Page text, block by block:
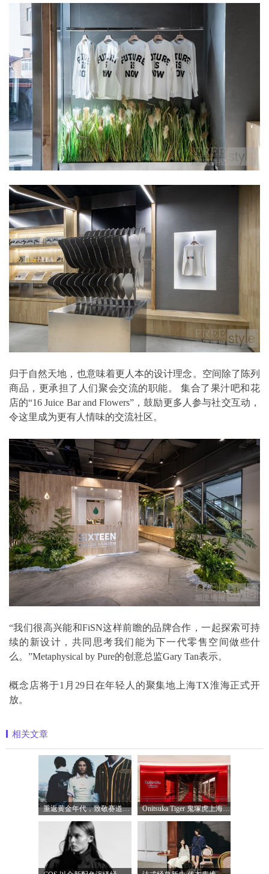
归于自然天地，也意味着更人本的设计理念。空间除了陈列
商品，更承担了人们聚会交流的职能。 集合了果汁吧和花
店的“16 Juice Bar and Flowers”，鼓励更多人参与社交互动，
令这里成为更有人情味的交流社区。
“我们很高兴能和FiSN这样前瞻的品牌合作，一起探索可持
续的新设计，共同思考我们能为下一代零售空间做些什
么。”Metaphysical by Pure的创意总监Gary Tan表示。
概念店将于1月29日在年轻人的聚集地上海TX淮海正式开
放。
相关文章
重返黄金年代，致敬赛道传奇 PUMA携手M Onitsuka Tiger 鬼塚虎上海环贸 iapm 概念店盛